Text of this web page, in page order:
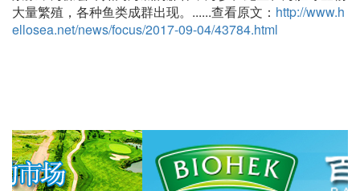
大量繁殖，各种鱼类成群出现。......查看原文： http://www.h
ellosea.net/news/focus/2017-09-04/43784.html